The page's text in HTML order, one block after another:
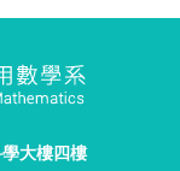
大樓四樓